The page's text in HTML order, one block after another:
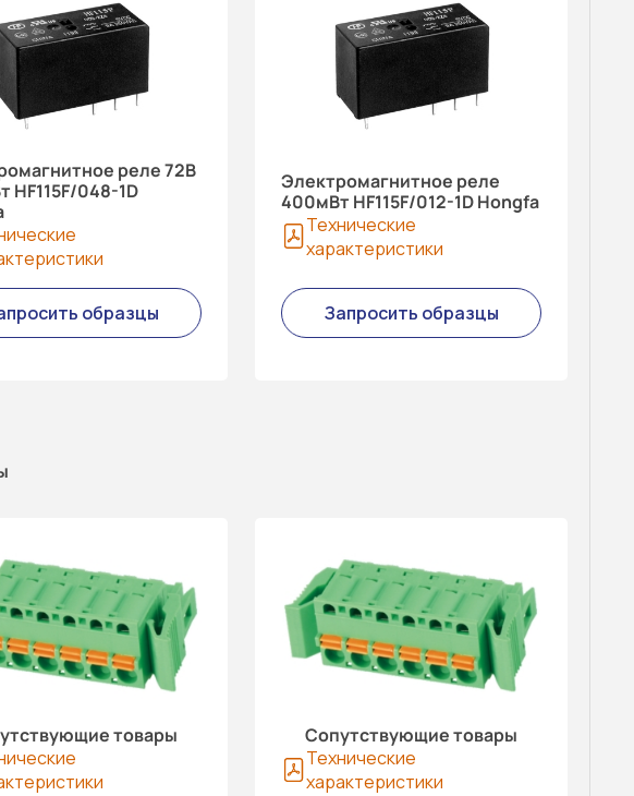
товары
Сопутствующие товары
Технические
характеристики
реле 72В
HF115F/048-1D
образцы
Электромагнитное реле
400мВт HF115F/012-1D Hongfa
Технические
характеристики
Запросить образцы